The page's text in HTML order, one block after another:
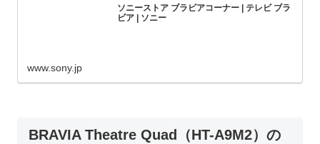
ソニーストア ブラビアコーナー | テレビ ブラ
ビア | ソニー
www.sony.jp
BRAVIA Theatre Quad（HT-A9M2）の